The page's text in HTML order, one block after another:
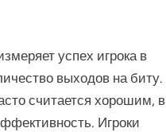
успех игрока в
выходов на биту.
считается хорошим, в
Игроки